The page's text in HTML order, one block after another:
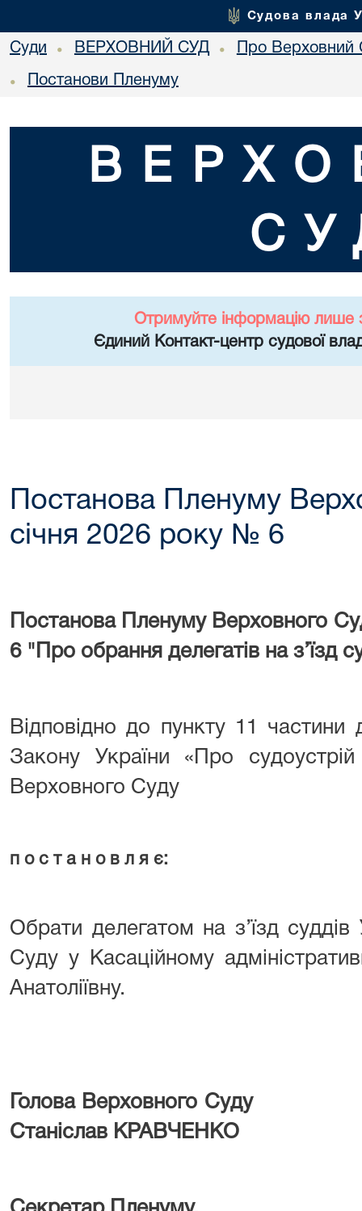
Судова влада
Суди • ВЕРХОВНИЙ СУД • Про Верховний
• Постанови Пленуму
Отримуйте інформацію лише
Єдиний Контакт-центр судової
Постанова Пленуму
січня 2026 року № 6
Постанова Пленуму Верховного
6 "Про обрання делегатів на з’їзд
Відповідно до пункту 11 частини
Закону України «Про
Верховного Суду
п о с т а н о в л я є:
Обрати делегатом на з’їзд
Суду у Касаційному
Анатоліївну.
Голова
Станіслав КРАВЧЕНКО